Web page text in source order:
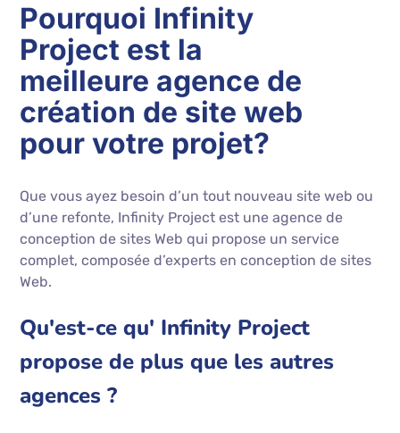
Pourquoi Infinity
Project est la
meilleure agence de
création de site web
pour votre projet?
Que vous ayez besoin d’un tout nouveau site web ou
d’une refonte, Infinity Project est une agence de
conception de sites Web qui propose un service
complet, composée d’experts en conception de sites
Web.
Qu'est-ce qu' Infinity Project
propose de plus que les autres
agences ?